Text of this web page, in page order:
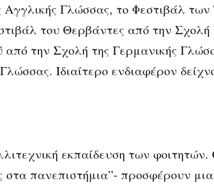
Γλώσσας, το Φεστιβάλ
του Θερβάντες από την
από την Σχολή της Γερμανικής
Ιδιαίτερο ενδιαφέρον
εκπαίδευση των φοιτητών.
πανεπιστήμια”- προσφέρουν